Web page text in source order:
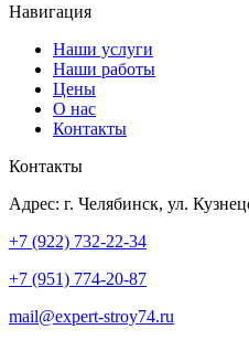
Навигация
Наши услуги
Наши работы
Цены
О нас
Контакты
Контакты
Адрес: г. Челябинск, ул.
+7 (922) 732-22-34
+7 (951) 774-20-87
mail@expert-stroy74.ru